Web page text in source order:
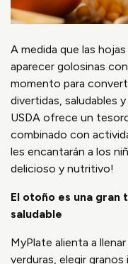
A medida que las
aparecer golosinas
momento para
divertidas, saludables
USDA ofrece un
combinado con
les encantarán a los
delicioso y nutritivo!
El otoño es una gran
saludable
MyPlate alienta a
verduras, elegir